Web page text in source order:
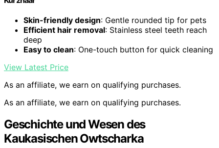
Skin-friendly design: Gentle rounded tip for pets
Efficient hair removal: Stainless steel teeth reach
deep
Easy to clean: One-touch button for quick cleaning
View Latest Price
As an affiliate, we earn on qualifying purchases.
As an affiliate, we earn on qualifying purchases.
Geschichte und Wesen des
Kaukasischen Owtscharka